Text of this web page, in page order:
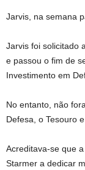
Jarvis, na semana
Jarvis foi solicitado
e passou o fim de
Investimento em
No entanto, não
Defesa, o Tesouro
Acreditava-se que
Starmer a dedicar